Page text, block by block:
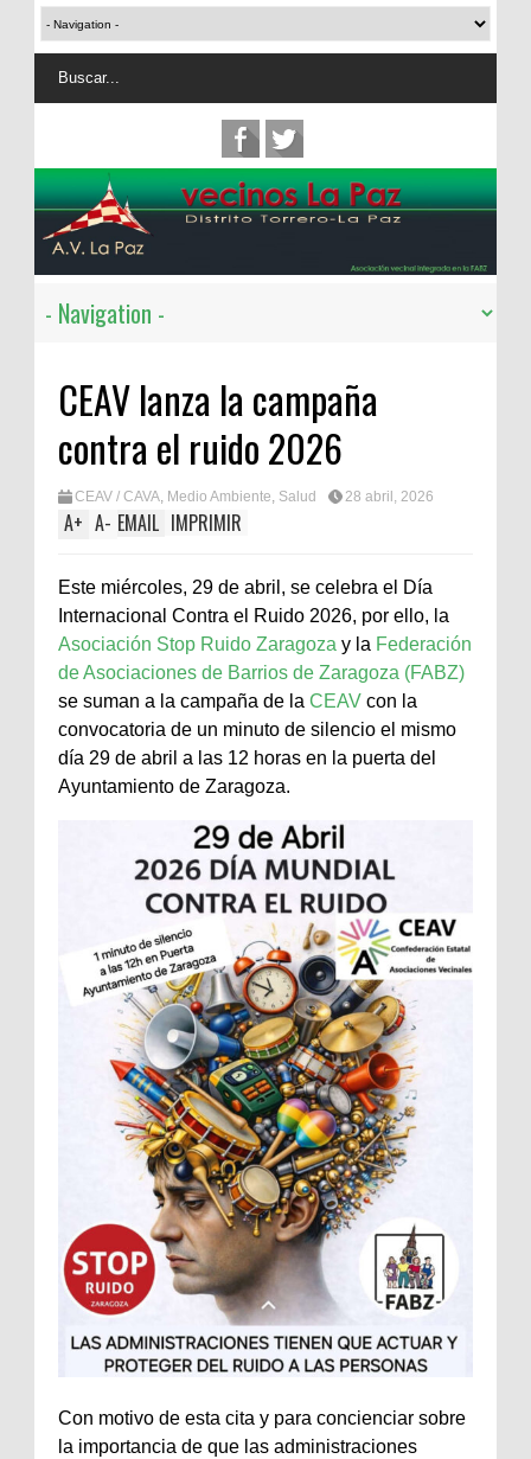
CEAV lanza la campaña
contra el ruido 2026
CEAV / CAVA, Medio Ambiente, Salud 28 abril, 2026
A+ A- EMAIL IMPRIMIR
Este miércoles, 29 de abril, se celebra el Día
Internacional Contra el Ruido 2026, por ello, la
Asociación Stop Ruido Zaragoza y la Federación
de Asociaciones de Barrios de Zaragoza (FABZ)
se suman a la campaña de la CEAV con la
convocatoria de un minuto de silencio el mismo
día 29 de abril a las 12 horas en la puerta del
Ayuntamiento de Zaragoza.
Con motivo de esta cita y para concienciar sobre
la importancia de que las administraciones